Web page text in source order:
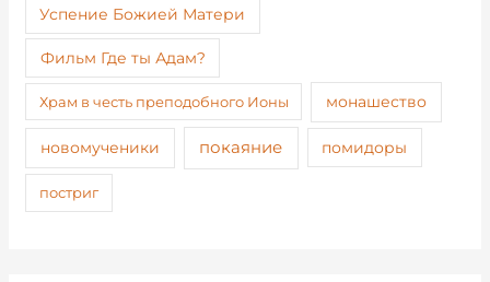
Успение Божией Матери
Фильм Где ты Адам?
Храм в честь преподобного Ионы монашество
новомученики покаяние помидоры
постриг